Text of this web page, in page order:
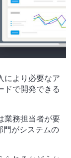
により必要なア
ドで開発できる
業務担当者が要
門がシステムの